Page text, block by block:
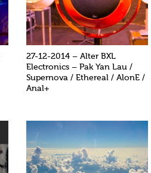
27-12-2014 – Alter BXL
Electronics – Pak Yan Lau /
Supernova / Ethereal / AlonE /
Anal+